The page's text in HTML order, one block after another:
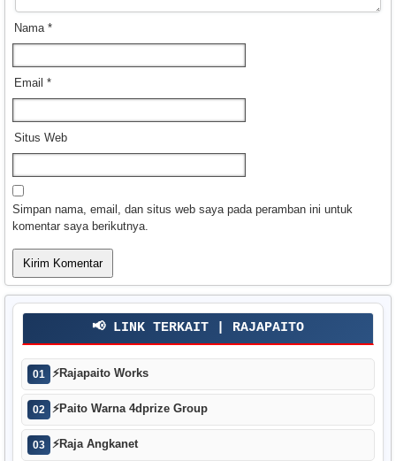
Nama *
Email *
Situs Web
Simpan nama, email, dan situs web saya pada peramban ini untuk
komentar saya berikutnya.
📢 LINK TERKAIT | RAJAPAITO
01 ⚡Rajapaito Works
02 ⚡Paito Warna 4dprize Group
03 ⚡Raja Angkanet